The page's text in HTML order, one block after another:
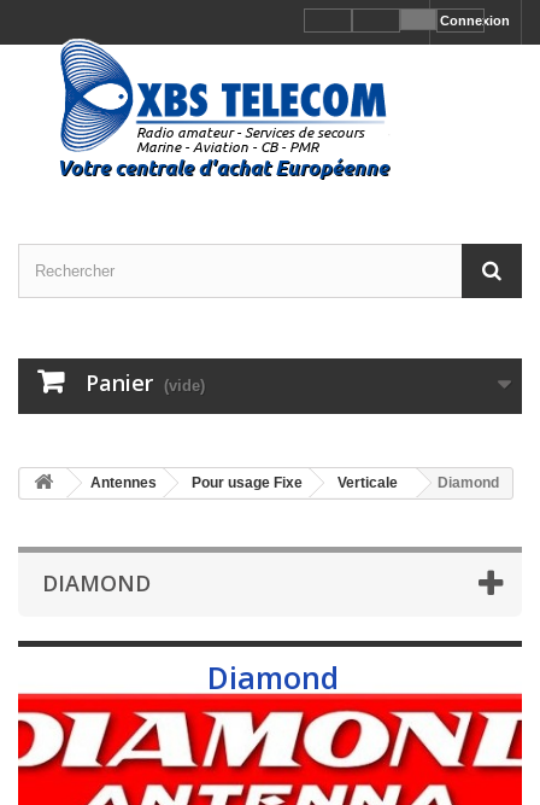
Connexion
Panier (vide)
Antennes Pour usage Fixe Verticale Diamond
DIAMOND
Diamond